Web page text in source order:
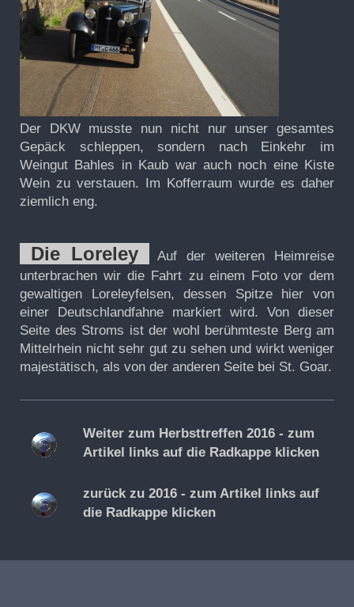
Der DKW musste nun nicht nur unser gesamtes
Gepäck schleppen, sondern nach Einkehr im
Weingut Bahles in Kaub war auch noch eine Kiste
Wein zu verstauen. Im Kofferraum wurde es daher
ziemlich eng.
Die Loreley
Auf der weiteren Heimreise
unterbrachen wir die Fahrt zu einem Foto vor dem
gewaltigen Loreleyfelsen, dessen Spitze hier von
einer Deutschlandfahne markiert wird. Von dieser
Seite des Stroms ist der wohl berühmteste Berg am
Mittelrhein nicht sehr gut zu sehen und wirkt weniger
majestätisch, als von der anderen Seite bei St. Goar.
Weiter zum Herbsttreffen 2016 - zum
Artikel links auf die Radkappe klicken
zurück zu 2016 - zum Artikel links auf
die Radkappe klicken